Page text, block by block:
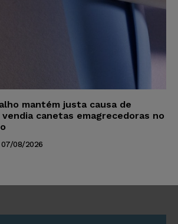
mantém justa causa de
canetas emagrecedoras no
07/08/2026